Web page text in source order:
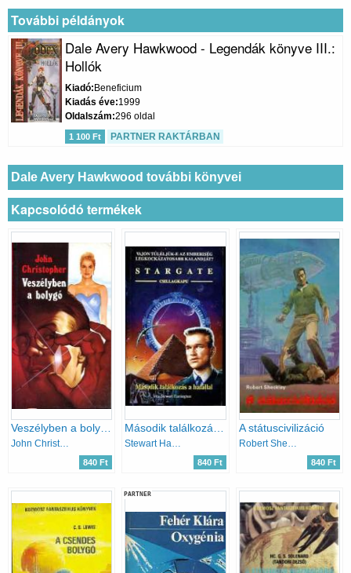
További példányok
Dale Avery Hawkwood - Legendák könyve III.:
Hollók
Kiadó Beneficium
Kiadás éve 1999
Oldalszám 296 oldal
1 100 Ft PARTNER RAKTÁRBAN
Dale Avery Hawkwood további könyvei
Kapcsolódó termékek
John Christopher
840 Ft
Stewart Harrington
840 Ft
A státuscivilizáció
Robert Sheckley
840 Ft
PARTNER